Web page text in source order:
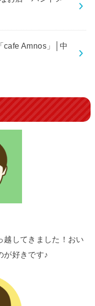
cafe Amnos」│中
越してきました！おい
が好きです♪